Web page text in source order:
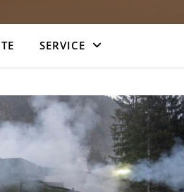
SERVICE